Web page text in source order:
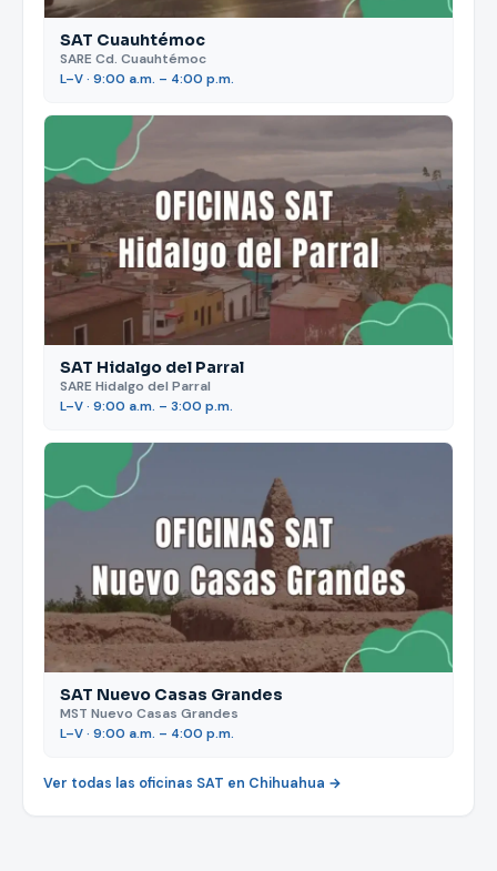
SAT Cuauhtémoc
SARE Cd. Cuauhtémoc
L–V · 9:00 a.m. – 4:00 p.m.
SAT Hidalgo del Parral
SARE Hidalgo del Parral
L–V · 9:00 a.m. – 3:00 p.m.
SAT Nuevo Casas Grandes
MST Nuevo Casas Grandes
L–V · 9:00 a.m. – 4:00 p.m.
Ver todas las oficinas SAT en Chihuahua →